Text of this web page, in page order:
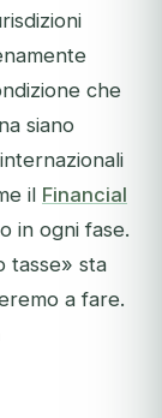
che
siano
il Financial
in ogni fase.
tasse» sta
a fare.